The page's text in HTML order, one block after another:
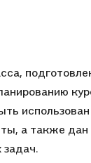
использован
а также